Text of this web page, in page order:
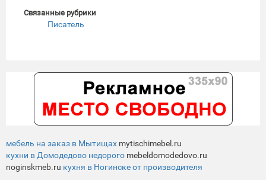
Связанные рубрики
Писатель
мебель на заказ в Мытищах mytischimebel.ru
кухни в Домодедово недорого mebeldomodedovo.ru
noginskmeb.ru кухня в Ногинске от производителя